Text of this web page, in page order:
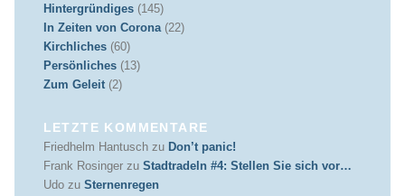
Hintergründiges(145)
In Zeiten von Corona(22)
Kirchliches(60)
Persönliches(13)
Zum Geleit(2)
LETZTE KOMMENTARE
Friedhelm Hantuschzu Don’t panic!
Frank Rosingerzu Stadtradeln #4: Stellen Sie sich vor…
Udozu Sternenregen